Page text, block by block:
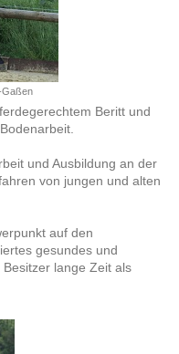
Gaßen
Beritt und
und Ausbildung an der
von jungen und alten
auf den
gesundes und
lange Zeit als